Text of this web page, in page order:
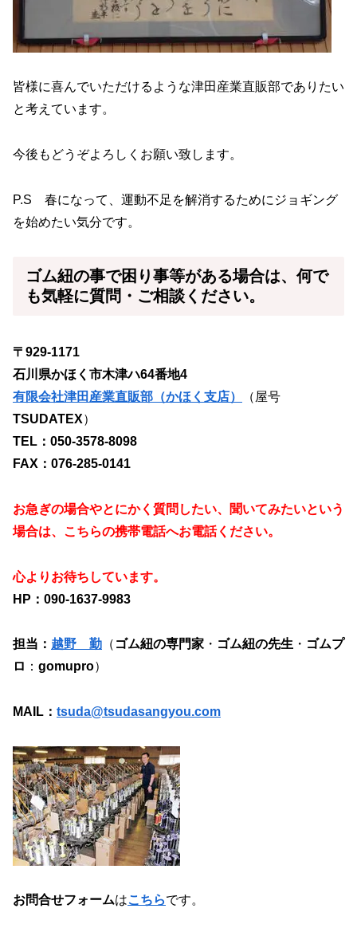
皆様に喜んでいただけるような津田産業直販部でありたい
と考えています。
今後もどうぞよろしくお願い致します。
P.S 春になって、運動不足を解消するためにジョギング
を始めたい気分です。
ゴム紐の事で困り事等がある場合は、何で
も気軽に質問・ご相談ください。
〒929-1171
石川県かほく市木津ハ64番地4
有限会社津田産業直販部（かほく支店）
（屋号
TSUDATEX）
TEL：050-3578-8098
FAX：076-285-0141
お急ぎの場合やとにかく質問したい、聞いてみたいという
場合は、こちらの携帯電話へお電話ください。
心よりお待ちしています。
HP：090-1637-9983
担当： 越野 勤 （ ゴム紐の専門家 ・ ゴム紐の先生 ・ ゴムプ
ロ ： gomupro）
MAIL： tsuda@tsudasangyou.com
お問合せフォームはこちらです。